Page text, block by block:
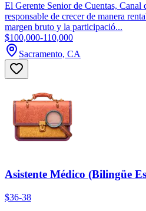
El Gerente Senior de Cuentas, Canal
responsable de crecer de manera
margen bruto y la participació...
$100,000-110,000
Sacramento, CA
Asistente Médico (Bilingüe
$36-38